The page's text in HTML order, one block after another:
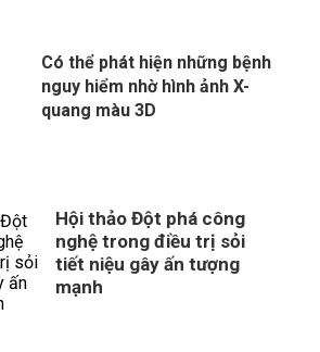
Có thể phát hiện những bệnh
nguy hiểm nhờ hình ảnh X-
quang màu 3D
Hội thảo Đột phá công
nghệ trong điều trị sỏi
tiết niệu gây ấn tượng
mạnh